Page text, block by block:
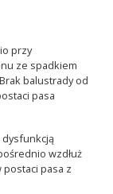
przy
ze spadkiem
balustrady od
pasa
wzdłuż
pasa z